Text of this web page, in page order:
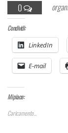
0
Condividi:
LinkedIn
E-mail
Mi piace:
Caricamento...